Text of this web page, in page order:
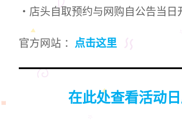
・店头自取预约与网购自公告当日
官方网站 ： 点击这里
在此处查看活动